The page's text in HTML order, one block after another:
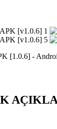
[1.0.6] -